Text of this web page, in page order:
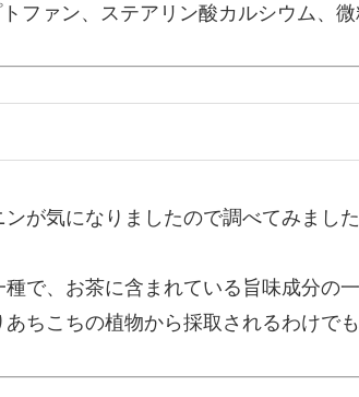
ファン、ステアリン酸カルシウム、
が気になりましたので調べてみました
で、お茶に含まれている旨味成分の
ちこちの植物から採取されるわけで